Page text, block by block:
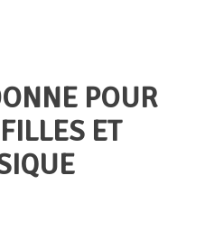
POUR
ET